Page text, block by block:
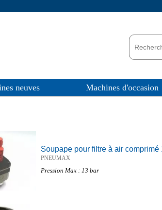
neuves Machines d'occasion
Soupape pour filtre à air comprimé
PNEUMAX
Pression Max : 13 bar